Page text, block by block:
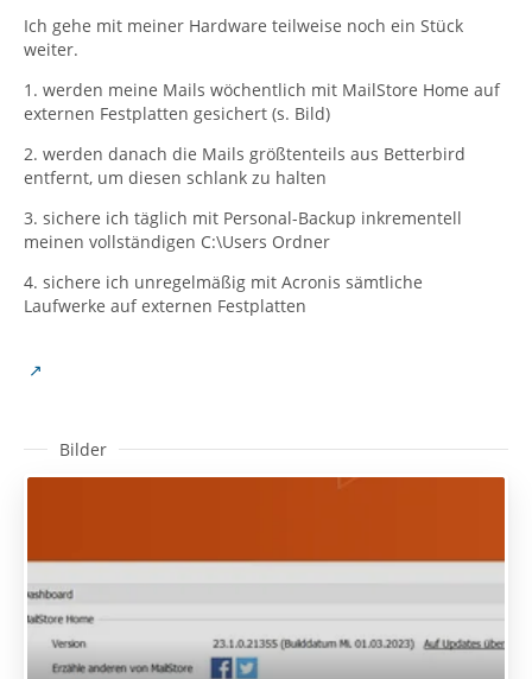
Ich gehe mit meiner Hardware teilweise noch ein Stück
weiter.
1. werden meine Mails wöchentlich mit MailStore Home auf
externen Festplatten gesichert (s. Bild)
2. werden danach die Mails größtenteils aus Betterbird
entfernt, um diesen schlank zu halten
3. sichere ich täglich mit Personal-Backup inkrementell
meinen vollständigen C:\Users Ordner
4. sichere ich unregelmäßig mit Acronis sämtliche
Laufwerke auf externen Festplatten
Bilder